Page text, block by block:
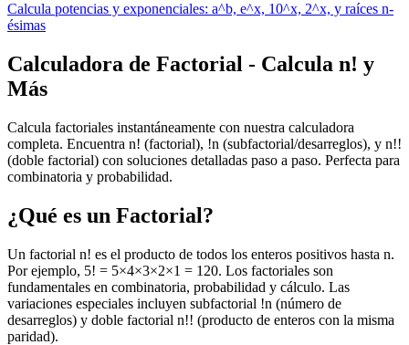
Calcula potencias y exponenciales: a^b, e^x, 10^x, 2^x, y raíces n-
ésimas
Calculadora de Factorial - Calcula n! y
Más
Calcula factoriales instantáneamente con nuestra calculadora
completa. Encuentra n! (factorial), !n (subfactorial/desarreglos), y n!!
(doble factorial) con soluciones detalladas paso a paso. Perfecta para
combinatoria y probabilidad.
¿Qué es un Factorial?
Un factorial n! es el producto de todos los enteros positivos hasta n.
Por ejemplo, 5! = 5×4×3×2×1 = 120. Los factoriales son
fundamentales en combinatoria, probabilidad y cálculo. Las
variaciones especiales incluyen subfactorial !n (número de
desarreglos) y doble factorial n!! (producto de enteros con la misma
paridad).